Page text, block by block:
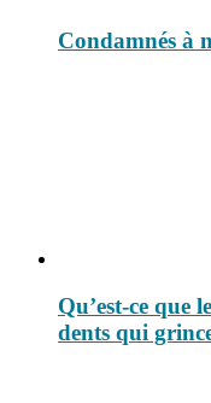
Condamnés à
Qu’est-ce que
dents qui